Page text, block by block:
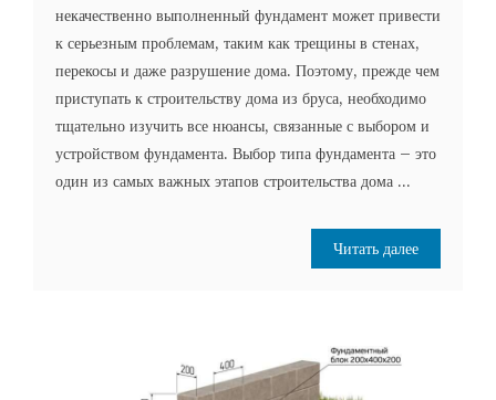
некачественно выполненный фундамент может привести
к серьезным проблемам, таким как трещины в стенах,
перекосы и даже разрушение дома. Поэтому, прежде чем
приступать к строительству дома из бруса, необходимо
тщательно изучить все нюансы, связанные с выбором и
устройством фундамента. Выбор типа фундамента – это
один из самых важных этапов строительства дома ...
Читать далее